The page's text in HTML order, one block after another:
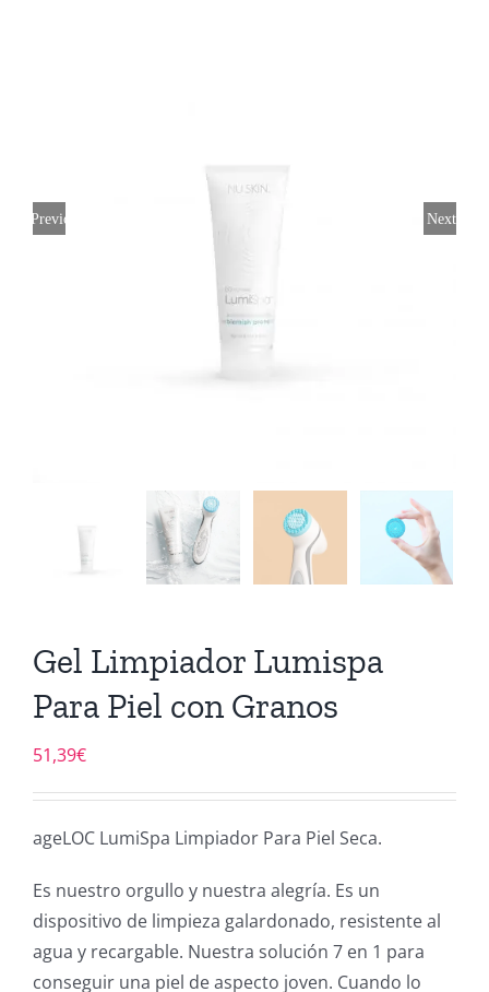
Previous Next
Gel Limpiador Lumispa
Para Piel con Granos
51,39€
ageLOC LumiSpa Limpiador Para Piel Seca.
Es nuestro orgullo y nuestra alegría. Es un
dispositivo de limpieza galardonado, resistente al
agua y recargable. Nuestra solución 7 en 1 para
conseguir una piel de aspecto joven. Cuando lo